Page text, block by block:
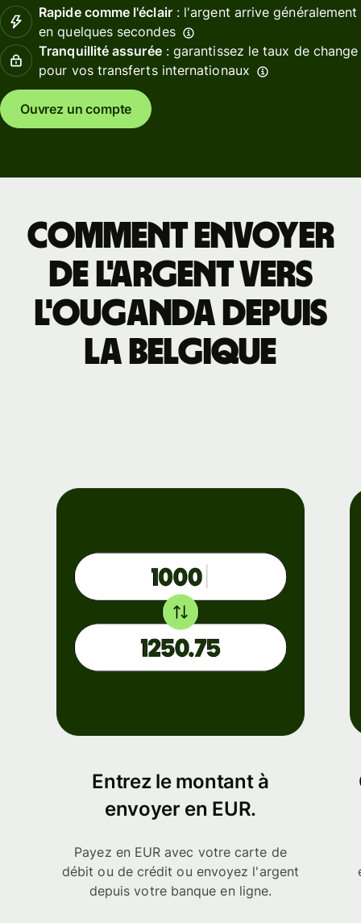
Rapide comme l'éclair: l'argent arrive généralement
en quelques secondes
Tranquillité assurée: garantissez le taux de change
pour vos transferts internationaux
Ouvrez un compte
Comment envoyer
de l'argent vers
l'Ouganda depuis
la Belgique
Entrez le montant à
envoyer en EUR.
Payez en EUR avec votre carte de
débit ou de crédit ou envoyez l'argent
depuis votre banque en ligne.